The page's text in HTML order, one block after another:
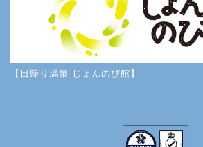
【日帰り温泉 じょんのび館】